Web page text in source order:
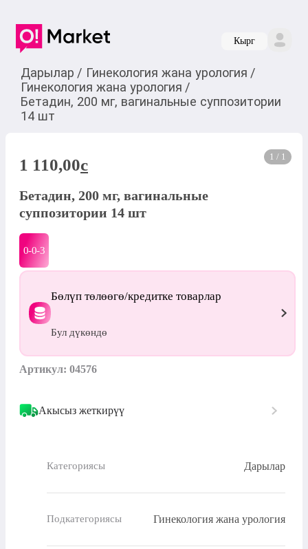
Кырг
Дарылар / Гинекология жана урология /
Гинекология жана урология /
Бетадин, 200 мг, вагинальные суппозитории
14 шт
1 / 1
1 110,00c
Бетадин, 200 мг, вагинальные
суппозитории 14 шт
0-0-3
Бөлүп төлөөгө/кредитке товарлар
Бул дүкөндө
Артикул: 04576
Акысыз жеткирүү
Категориясы Дарылар
Подкатегориясы Гинекология жана урология